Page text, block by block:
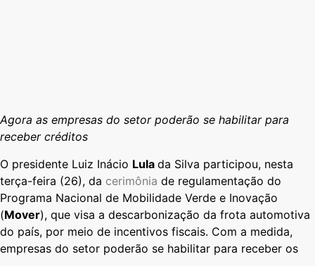
Agora as empresas do setor poderão se habilitar para
receber créditos
O presidente Luiz Inácio Lula da Silva participou, nesta
terça-feira (26), da cerimônia de regulamentação do
Programa Nacional de Mobilidade Verde e Inovação
(Mover), que visa a descarbonização da frota automotiva
do país, por meio de incentivos fiscais. Com a medida,
empresas do setor poderão se habilitar para receber os